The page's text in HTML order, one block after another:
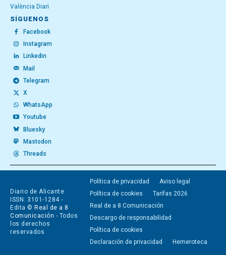
València Diari
SÍGUENOS
Facebook
Instagram
Linkedin
Mail
Telegram
X
WhatsApp
Youtube
Bluesky
Mastodon
Threads
Diario de Alicante
ISSN: 3101-1284 -
Edita © Real de a 8
Comunicación - Todos
los derechos
reservados
Política de privacidad
Aviso legal
Política de cookies
Tarifas 2026
Real de a 8 Comunicación
Descargo de responsabilidad
Política de cookies
Declaración de privacidad
Hemeroteca